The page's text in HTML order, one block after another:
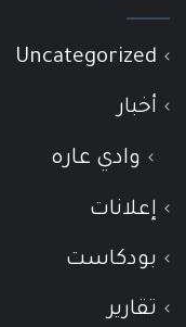
Uncategorized
أخبار
وادي عاره
إعلانات
بودكاست
تقارير